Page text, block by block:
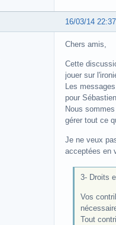
16/03/14 22:37
Chers amis,
Cette
jouer sur
Les
pour Sébastien.
Nous
gérer tout ce
Je ne veux
acceptées en
3- Droits
Vos
Tout